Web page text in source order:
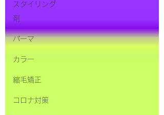
スタイリング
剤
パーマ
カラー
縮毛矯正
コロナ対策